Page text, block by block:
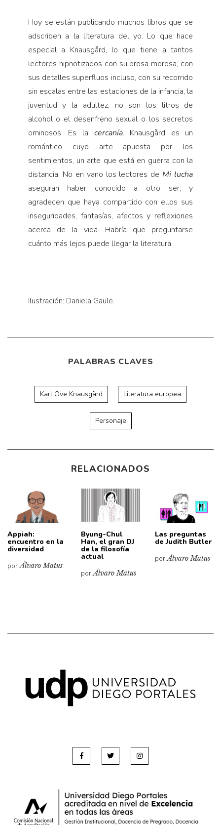
Hoy se están publicando muchos libros que se
adscriben a la literatura del yo. Lo que hace
especial a Knausgård, lo que tiene a tantos
lectores hipnotizados con su prosa morosa, con
sus detalles superfluos incluso, con su recorrido
sin escalas entre las estaciones de la infancia, la
juventud y la adultez, no son los litros de
alcohol o el desenfreno sexual o los secretos
ominosos. Es la cercanía. Knausgård es un
romántico cuyo arte apuesta por los
sentimientos, un arte que está en guerra con la
distancia. No en vano los lectores de Mi lucha
aseguran haber conocido a otro ser, y
agradecen que haya compartido con ellos sus
inseguridades, fantasías, afectos y reflexiones
acerca de la vida. Habría que preguntarse
cuánto más lejos puede llegar la literatura.
Ilustración: Daniela Gaule.
PALABRAS CLAVES
Karl Ove Knausgård Literatura europea
Personaje
RELACIONADOS
Appiah:
encuentro en la
diversidad
porÁlvaro Matus
Byung-Chul
Han, el gran DJ
de la filosofía
actual
porÁlvaro Matus
Las preguntas
de Judith Butler
porÁlvaro Matus